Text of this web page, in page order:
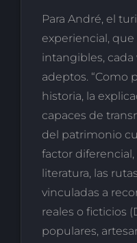
Para André, el
experiencial,
intangibles, cada
adeptos. “Como
historia, la
capaces de
del patrimonio
factor diferencial,
literatura, las
vinculadas a
reales o ficticios
populares,